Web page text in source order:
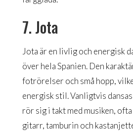
7. Jota
Jota är en livlig och energisk
över hela Spanien. Den
fotrörelser och små hopp,
energisk stil. Vanligtvis
rör sig i takt med musiken,
gitarr, tamburin och